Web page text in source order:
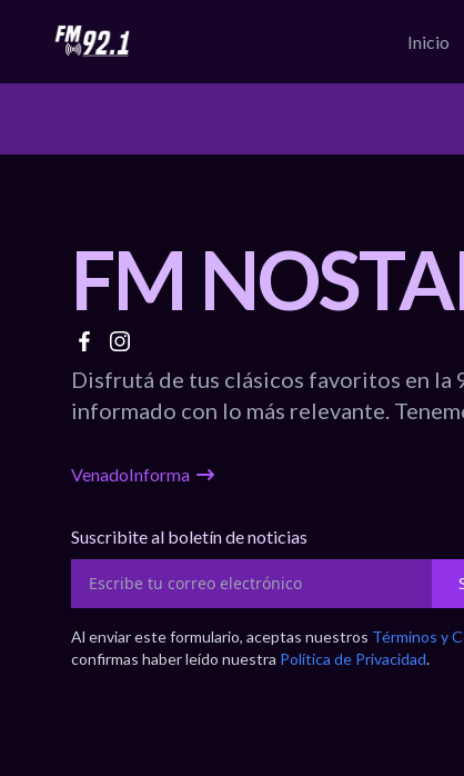
Inicio
FM
Disfrutá de tus clásicos favoritos en la
informado con lo más relevante.
VenadoInforma
Suscribite al boletín de noticias
Al enviar este formulario, aceptas nuestros Términos y
confirmas haber leído nuestra Política de Privacidad.